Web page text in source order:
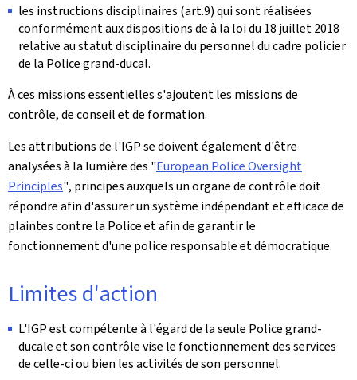
les instructions disciplinaires (art.9) qui sont réalisées
conformément aux dispositions de à la loi du 18 juillet 2018
relative au statut disciplinaire du personnel du cadre policier
de la Police grand-ducal.
À ces missions essentielles s'ajoutent les missions de
contrôle, de conseil et de formation.
Les attributions de l'IGP se doivent également d'être
analysées à la lumière des "European Police Oversight
Principles", principes auxquels un organe de contrôle doit
répondre afin d'assurer un système indépendant et efficace de
plaintes contre la Police et afin de garantir le
fonctionnement d'une police responsable et démocratique.
Limites d'action
L'IGP est compétente à l'égard de la seule Police grand-
ducale et son contrôle vise le fonctionnement des services
de celle-ci ou bien les activités de son personnel.